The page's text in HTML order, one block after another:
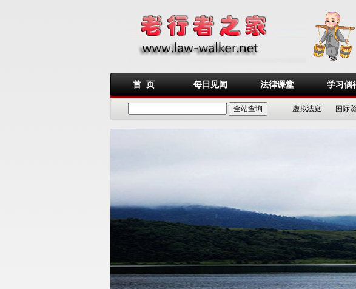
首 页 每日见闻 法律课堂 学习偶
虚拟法庭 国际